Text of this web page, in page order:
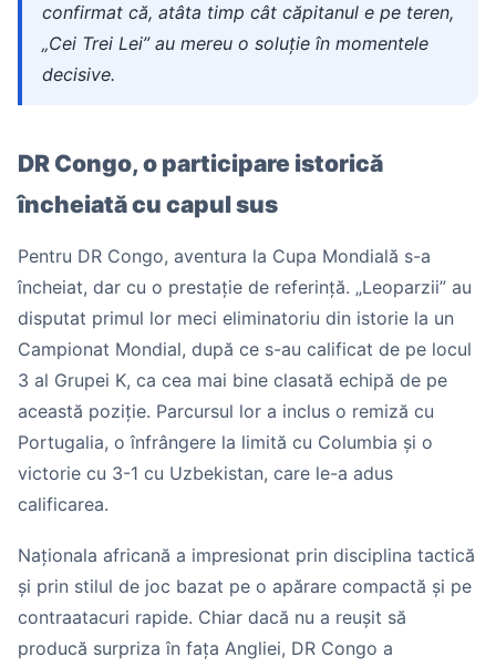
confirmat că, atâta timp cât căpitanul e pe teren,
„Cei Trei Lei” au mereu o soluție în momentele
decisive.
DR Congo, o participare istorică
încheiată cu capul sus
Pentru DR Congo, aventura la Cupa Mondială s-a
încheiat, dar cu o prestație de referință. „Leoparzii” au
disputat primul lor meci eliminatoriu din istorie la un
Campionat Mondial, după ce s-au calificat de pe locul
3 al Grupei K, ca cea mai bine clasată echipă de pe
această poziție. Parcursul lor a inclus o remiză cu
Portugalia, o înfrângere la limită cu Columbia și o
victorie cu 3-1 cu Uzbekistan, care le-a adus
calificarea.
Naționala africană a impresionat prin disciplina tactică
și prin stilul de joc bazat pe o apărare compactă și pe
contraatacuri rapide. Chiar dacă nu a reușit să
producă surpriza în fața Angliei, DR Congo a